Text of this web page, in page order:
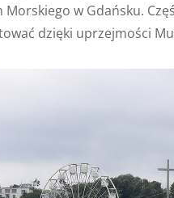
w Gdańsku.
dzięki uprzejmości